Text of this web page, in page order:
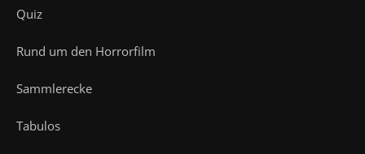
Quiz
Rund um den Horrorfilm
Sammlerecke
Tabulos